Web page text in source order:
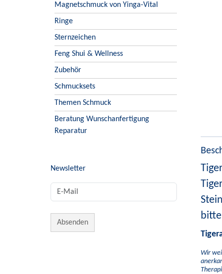
Magnetschmuck von Yinga-Vital
Ringe
Sternzeichen
Feng Shui & Wellness
Zubehör
Schmucksets
Themen Schmuck
Beratung Wunschanfertigung
Reparatur
Newsletter
Wir